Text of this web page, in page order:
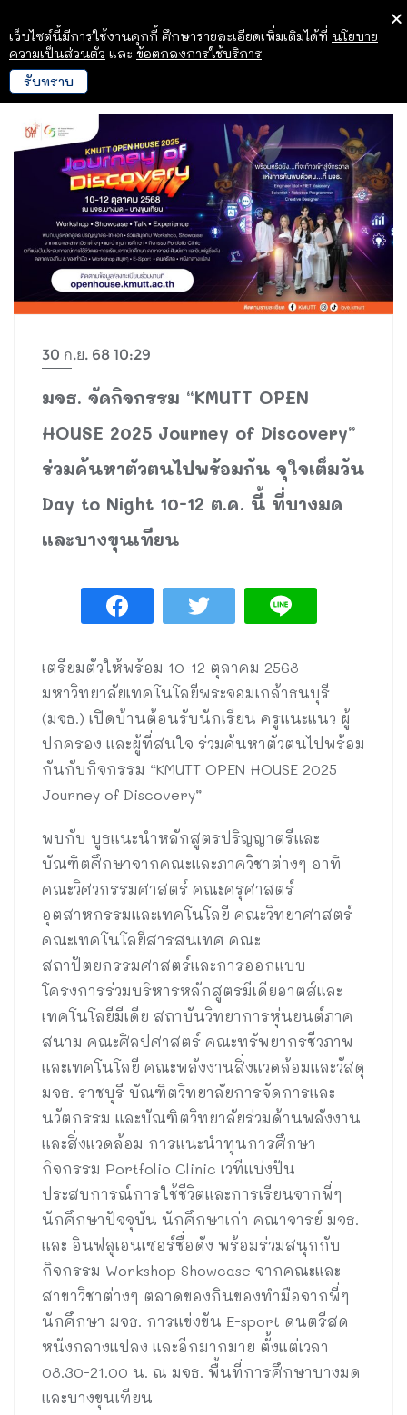
30 ก.ย. 68 10:29
มจธ. จัดกิจกรรม “KMUTT OPEN
HOUSE 2025 Journey of Discovery”
ร่วมค้นหาตัวตนไปพร้อมกัน จุใจเต็มวัน
Day to Night 10-12 ต.ค. นี้ ที่บางมด
และบางขุนเทียน
เตรียมตัวให้พร้อม 10-12 ตุลาคม 2568
มหาวิทยาลัยเทคโนโลยีพระจอมเกล้าธนบุรี
(มจธ.) เปิดบ้านต้อนรับนักเรียน ครูแนะแนว ผู้
ปกครอง และผู้ที่สนใจ ร่วมค้นหาตัวตนไปพร้อม
กันกับกิจกรรม “KMUTT OPEN HOUSE 2025
Journey of Discovery”
พบกับ บูธแนะนำหลักสูตรปริญญาตรีและ
บัณฑิตศึกษาจากคณะและภาควิชาต่างๆ อาทิ
คณะวิศวกรรมศาสตร์ คณะครุศาสตร์
อุตสาหกรรมและเทคโนโลยี คณะวิทยาศาสตร์
คณะเทคโนโลยีสารสนเทศ คณะ
สถาปัตยกรรมศาสตร์และการออกแบบ
โครงการร่วมบริหารหลักสูตรมีเดียอาตส์และ
เทคโนโลยีมีเดีย สถาบันวิทยาการหุ่นยนต์ภาค
สนาม คณะศิลปศาสตร์ คณะทรัพยากรชีวภาพ
และเทคโนโลยี คณะพลังงานสิ่งแวดล้อมและวัสดุ
มจธ. ราชบุรี บัณฑิตวิทยาลัยการจัดการและ
นวัตกรรม และบัณฑิตวิทยาลัยร่วมด้านพลังงาน
และสิ่งแวดล้อม การแนะนำทุนการศึกษา
กิจกรรม Portfolio Clinic เวทีแบ่งปัน
ประสบการณ์การใช้ชีวิตและการเรียนจากพี่ๆ
นักศึกษาปัจจุบัน นักศึกษาเก่า คณาจารย์ มจธ.
และ อินฟลูเอนเซอร์ชื่อดัง พร้อมร่วมสนุกกับ
กิจกรรม Workshop Showcase จากคณะและ
สาขาวิชาต่างๆ ตลาดของกินของทำมือจากพี่ๆ
นักศึกษา มจธ. การแข่งขัน E-sport ดนตรีสด
หนังกลางแปลง และอีกมากมาย ตั้งแต่เวลา
08.30-21.00 น. ณ มจธ. พื้นที่การศึกษาบางมด
และบางขุนเทียน
เว็บไซต์นี้มีการใช้งานคุกกี้ ศึกษารายละเอียดเพิ่มเติมได้ที่ นโยบาย
ความเป็นส่วนตัว และ ข้อตกลงการใช้บริการ
รับทราบ